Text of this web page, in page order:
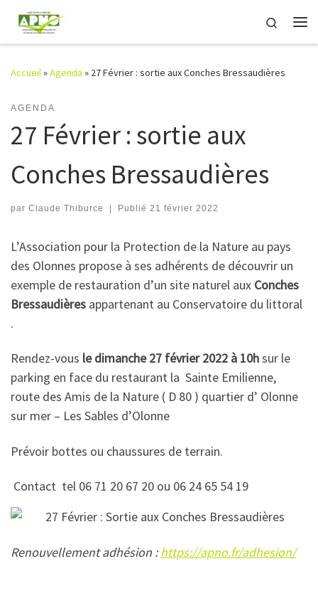
Passer au contenu
Search
Accueil»Agenda » 27 Février : sortie aux Conches Bressaudières
AGENDA
27 Février : sortie aux
Conches Bressaudières
par Claude Thiburce | Publié 21 février 2022
L’Association pour la Protection de la Nature au pays
des Olonnes propose à ses adhérents de découvrir un
exemple de restauration d’un site naturel aux Conches
Bressaudières appartenant au Conservatoire du littoral
.
Rendez-vous le dimanche 27 février 2022 à 10hsur le
parking en face du restaurant la Sainte Emilienne,
route des Amis de la Nature ( D 80 ) quartier d’ Olonne
sur mer – Les Sables d’Olonne
Prévoir bottes ou chaussures de terrain.
Contact tel 06 71 20 67 20 ou 06 24 65 54 19
Renouvellement adhésion :https://apno.fr/adhesion/